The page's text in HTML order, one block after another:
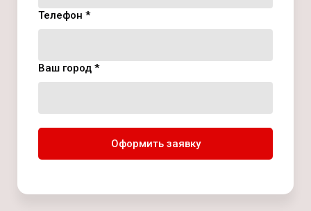
Телефон *
Ваш город *
Оформить заявку